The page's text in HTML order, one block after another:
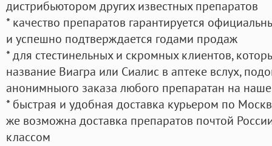
дистрибьютором других известных препаратов
* качество препаратов гарантируется
и успешно подтверждается годами продаж
* для стестинельных и скромных клиентов,
название Виагра или Сиалис в аптеке вслух,
анонимныого заказа любого препаратан на
* быстрая и удобная доставка курьером по
же возможна доставка препаратов почтой
классом